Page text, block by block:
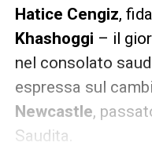
Hatice Cengiz,
Khashoggi – il
nel consolato
espressa sul
Newcastle,
Saudita.